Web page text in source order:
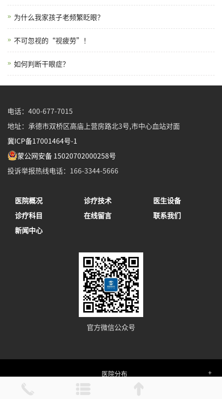
为什么我家孩子老频繁眨眼？
不可忽视的“视疲劳”！
如何判断干眼症？
电话：400-677-7015
地址：承德市双桥区高庙上营房路北3号,市中心血站对面
冀ICP备17001464号-1
蒙公网安备 15020702000258号
投诉举报热线电话：166-3344-5666
医院概况 诊疗技术
医生设备
诊疗科目
在线留言
联系我们
新闻中心
官方微信公众号
医院分布